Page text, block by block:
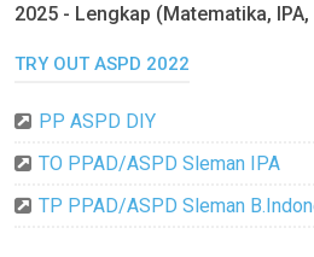
2025 - Lengkap (Matematika,
TRY OUT ASPD 2022
PP ASPD DIY
TO PPAD/ASPD Sleman IPA
TP PPAD/ASPD Sleman